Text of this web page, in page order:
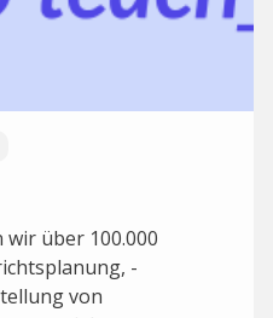
über 100.000
-
von